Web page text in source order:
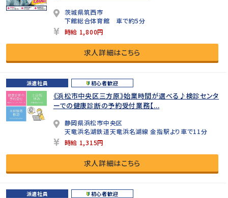
茨城県筑西市
下館総合体育館 車で約5分
時給 1,800円
求人詳細はこちら
派遣社員 初心者歓迎
《浜松市中央区三方原》始業時間が選べる♪検診センタ
ーでの健康診断の予約受付業務【...
静岡県浜松市中央区
天竜浜名湖鉄道天竜浜名湖線 金指駅より車で11分
時給 1,315円
求人詳細はこちら
派遣社員 初心者歓迎